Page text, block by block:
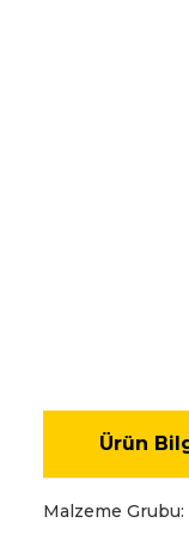
Ürün
Malzeme Grubu: